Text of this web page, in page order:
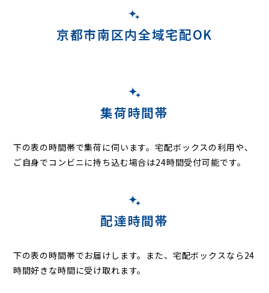
京都市南区内全域宅配OK
集荷時間帯
下の表の時間帯で集荷に伺います。宅配ボックスの利用や、
ご自身でコンビニに持ち込む場合は24時間受付可能です。
配達時間帯
下の表の時間帯でお届けします。また、宅配ボックスなら24
時間好きな時間に受け取れます。